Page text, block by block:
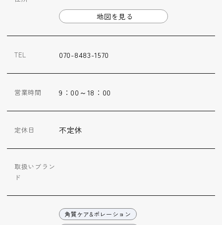
地図を見る
TEL 070-8483-1570
営業時間 9：00～18：00
定休日 不定休
取扱いブラン
ド
角質ケア&ポレーション